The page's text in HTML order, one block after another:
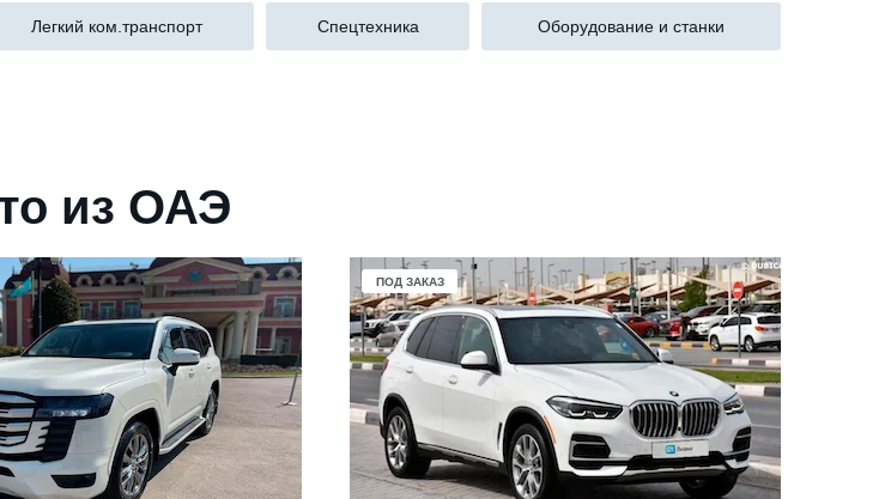
Легкий ком.транспорт Спецтехника Оборудование и станки
из ОАЭ
ПОД ЗАКАЗ